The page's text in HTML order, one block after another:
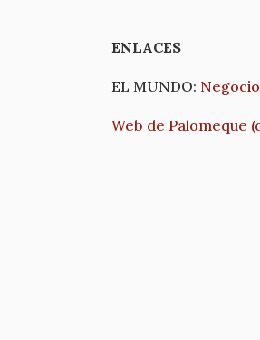
ENLACES
EL MUNDO:
Web de Palomeque